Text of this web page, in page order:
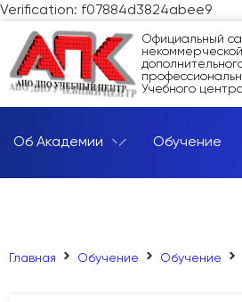
Verification: f07884d3824abee9
Официальный
Учебного
Об Академии Обучение
Главная Обучение Обучение